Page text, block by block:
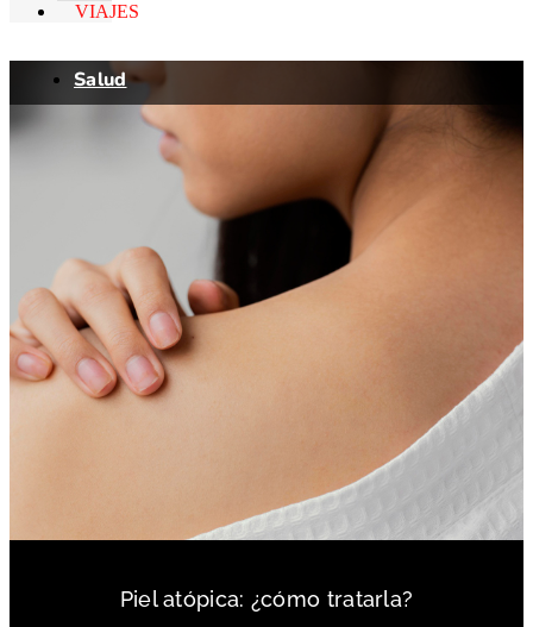
VIAJES
Salud
Piel atópica: ¿cómo tratarla?